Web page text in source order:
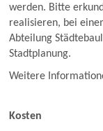
werden. Bitte
realisieren, bei
Abteilung
Stadtplanung.
Weitere
Kosten